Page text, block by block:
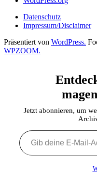
Datenschutz
Impressum/Disclaimer
Präsentiert von WordPress.
WPZOOM.
Jetzt abonnieren, um
Gib deine E-Mail-Adresse ein ...